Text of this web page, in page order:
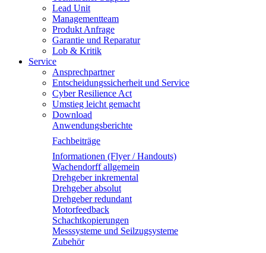
Lead Unit
Managementteam
Produkt Anfrage
Garantie und Reparatur
Lob & Kritik
Service
Ansprechpartner
Entscheidungssicherheit und Service
Cyber Resilience Act
Umstieg leicht gemacht
Download
Anwendungsberichte
Fachbeiträge
Informationen (Flyer / Handouts)
Wachendorff allgemein
Drehgeber inkremental
Drehgeber absolut
Drehgeber redundant
Motorfeedback
Schachtkopierungen
Messsysteme und Seilzugsysteme
Zubehör